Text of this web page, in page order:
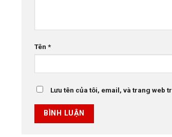
Tên *
Lưu tên của tôi, email, và trang web